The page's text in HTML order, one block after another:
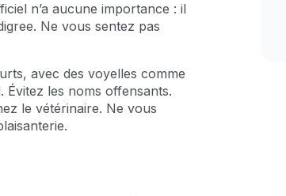
n’a aucune importance : il
Ne vous sentez pas
avec des voyelles comme
Évitez les noms offensants.
le vétérinaire. Ne vous